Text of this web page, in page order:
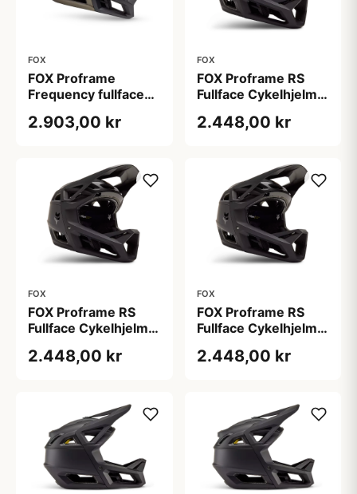
FOX
FOX Proframe
Frequency fullface-
(Hjelmstørrelse: 59-
2.903,00 kr
FOX
FOX Proframe RS
Fullface Cykelhjelm
2.448,00 kr
FOX
FOX Proframe RS
Fullface Cykelhjelm
2.448,00 kr
FOX
FOX Proframe RS
Fullface Cykelhjelm
2.448,00 kr